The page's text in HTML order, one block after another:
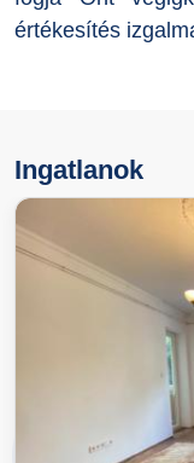
értékesítés
Ingatlanok